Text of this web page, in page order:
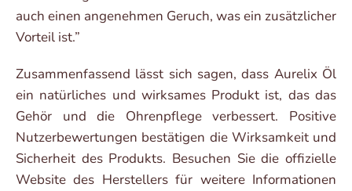
auch einen angenehmen Geruch, was ein zusätzlicher
Vorteil ist.”
Zusammenfassend lässt sich sagen, dass Aurelix Öl
ein natürliches und wirksames Produkt ist, das das
Gehör und die Ohrenpflege verbessert. Positive
Nutzerbewertungen bestätigen die Wirksamkeit und
Sicherheit des Produkts. Besuchen Sie die offizielle
Website des Herstellers für weitere Informationen